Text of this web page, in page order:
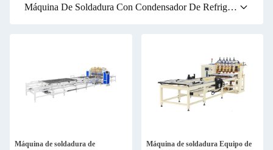
Máquina De Soldadura Con Condensador De Refrigerador
Máquina de soldadura de
Máquina de soldadura Equipo de